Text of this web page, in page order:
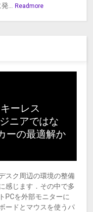
...
Readmore
ーレス
ニアではな
ーの最適解か
スク周辺の環境の整備
感じます．その中で多
PCを外部モニターに
ードとマウスを使うパ